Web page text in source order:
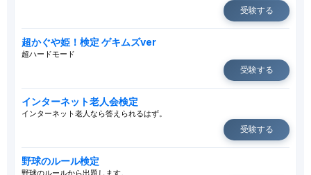
受験する
超かぐや姫！検定 ゲキムズver
超ハードモード
受験する
インターネット老人会検定
インターネット老人なら答えられるはず。
受験する
野球のルール検定
野球のルールから出題します。